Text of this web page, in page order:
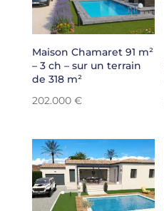
Maison Chamaret 91 m²
– 3 ch – sur un terrain
de 318 m²
202.000 €